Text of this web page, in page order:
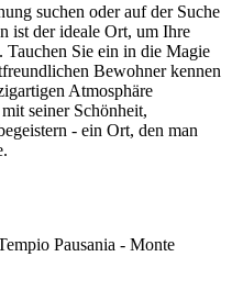
suchen oder auf der Suche
ist der ideale Ort, um Ihre
Tauchen Sie ein in die Magie
Bewohner kennen
Atmosphäre
seiner Schönheit,
- ein Ort, den man
Pausania - Monte